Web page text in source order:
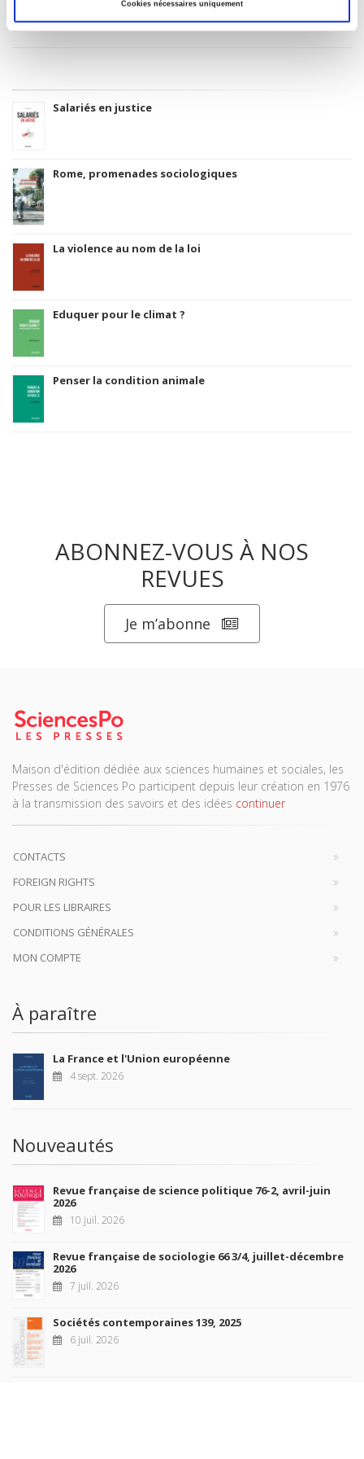
Cookies nécessaires uniquement
Code Identifiant de classement sujet
Classification thématique Thema: Politique et gouvernement
Salariés en justice
Rome, promenades sociologiques
La violence au nom de la loi
Eduquer pour le climat ?
Penser la condition animale
ABONNEZ-VOUS À NOS
REVUES
Je m’abonne
Maison d'édition dédiée aux sciences humaines et sociales, les
Presses de Sciences Po participent depuis leur création en 1976
à la transmission des savoirs et des idées continuer
CONTACTS
FOREIGN RIGHTS
POUR LES LIBRAIRES
CONDITIONS GÉNÉRALES
MON COMPTE
À paraître
La France et l'Union européenne
4 sept. 2026
Nouveautés
Revue française de science politique 76-2, avril-juin
2026
10 juil. 2026
Revue française de sociologie 66 3/4, juillet-décembre
2026
7 juil. 2026
Sociétés contemporaines 139, 2025
6 juil. 2026